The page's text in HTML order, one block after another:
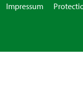
Impressum